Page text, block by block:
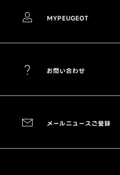
MYPEUGEOT
お問い合わせ
メールニュースご登録